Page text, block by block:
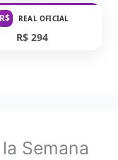
R$ REAL OFICIAL
R$ 294
Semana